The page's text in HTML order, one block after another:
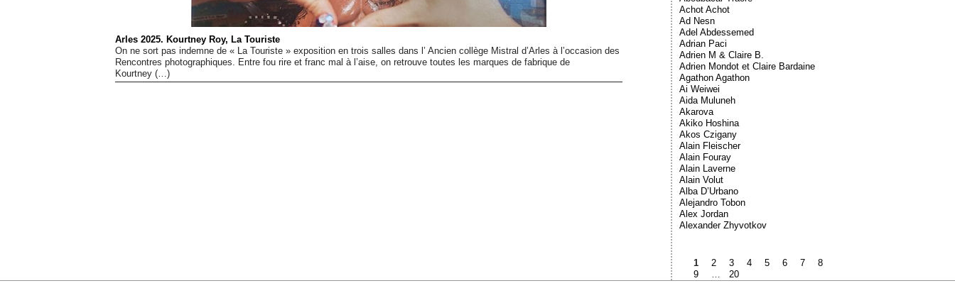
Arles 2025. Kourtney Roy, La Touriste
On ne sort pas indemne de « La Touriste » exposition en trois salles dans l’ Ancien collège Mistral d’Arles à l’occasion des
Rencontres photographiques. Entre fou rire et franc mal à l’aise, on retrouve toutes les marques de fabrique de
Kourtney (…)
Achot Achot
Ad Nesn
Adel Abdessemed
Adrian Paci
Adrien M & Claire B.
Adrien Mondot et Claire Bardaine
Agathon Agathon
Ai Weiwei
Aida Muluneh
Akarova
Akiko Hoshina
Akos Czigany
Alain Fleischer
Alain Fouray
Alain Laverne
Alain Volut
Alba D’Urbano
Alejandro Tobon
Alex Jordan
Alexander Zhyvotkov
1 2 3 4 5 6 7
8
9
20